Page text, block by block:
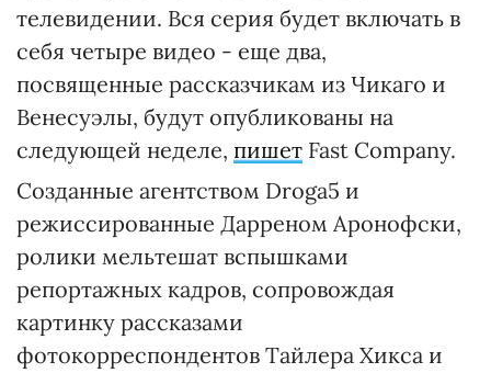
телевидении. Вся серия будет включать в
себя четыре видео - еще два,
посвященные рассказчикам из Чикаго и
Венесуэлы, будут опубликованы на
следующей неделе, пишет Fast Company.
Созданные агентством Droga5 и
режиссированные Дарреном Аронофски,
ролики мельтешат вспышками
репортажных кадров, сопровождая
картинку рассказами
фотокорреспондентов Тайлера Хикса и